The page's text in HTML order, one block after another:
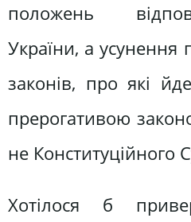
положень
України, а
законів, про які
прерогативою
не Конституційного
Хотілося б